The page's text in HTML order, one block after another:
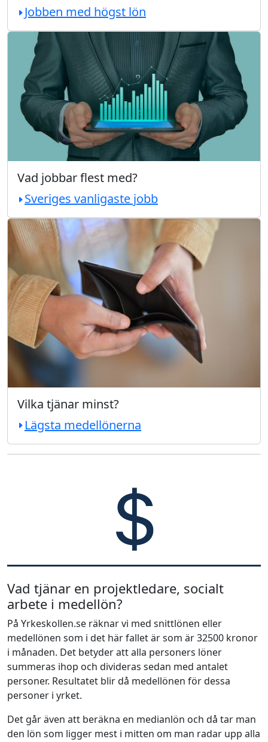
Jobben med högst lön
Vad jobbar flest med?
Sveriges vanligaste jobb
Vilka tjänar minst?
Lägsta medellönerna
Vad tjänar en projektledare, socialt
arbete i medellön?
På Yrkeskollen.se räknar vi med snittlönen eller
medellönen som i det här fallet är som är 32500 kronor
i månaden. Det betyder att alla personers löner
summeras ihop och divideras sedan med antalet
personer. Resultatet blir då medellönen för dessa
personer i yrket.
Det går även att beräkna en medianlön och då tar man
den lön som ligger mest i mitten om man radar upp alla